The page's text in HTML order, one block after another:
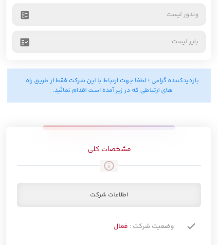
ballot وندور لیست
fact_check بایر لیست
بازدیدکننده گرامی ؛ لطفا جهت ارتباط با این شرکت فقط از طریق راه
های ارتباطی که در زیر آمده است اقدام نمائید.
info_outline
مشخصات کلی
اطلاعات شرکت
done وضعیت شرکت : فعال